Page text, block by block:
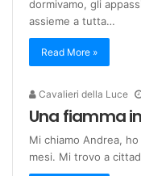
dormivamo, gli
assieme a tutta…
Read More »
Cavalieri della Luce
Una fiamma
Mi chiamo Andrea,
mesi. Mi trovo a